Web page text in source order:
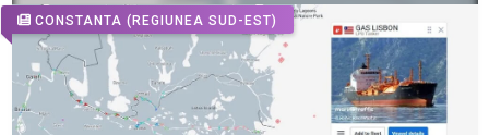
CONSTANTA (REGIUNEA SUD-EST)